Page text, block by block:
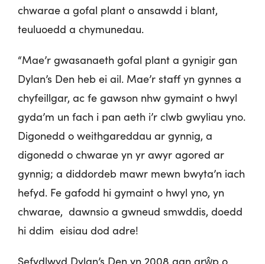
chwarae a gofal plant o ansawdd i blant,
teuluoedd a chymunedau.
“Mae’r gwasanaeth gofal plant a gynigir gan
Dylan’s Den heb ei ail. Mae’r staff yn gynnes a
chyfeillgar, ac fe gawson nhw gymaint o hwyl
gyda’m un fach i pan aeth i’r clwb gwyliau yno.
Digonedd o weithgareddau ar gynnig, a
digonedd o chwarae yn yr awyr agored ar
gynnig; a diddordeb mawr mewn bwyta’n iach
hefyd. Fe gafodd hi gymaint o hwyl yno, yn
chwarae, dawnsio a gwneud smwddis, doedd
hi ddim eisiau dod adre!
Sefydlwyd Dylan’s Den yn 2008 gan grŵp o